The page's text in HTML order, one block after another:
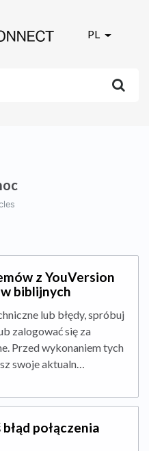
PL
z YouVersion
biblijnych
lub błędy, spróbuj
zalogować się za
Przed wykonaniem tych
swoje aktualn…
połączenia